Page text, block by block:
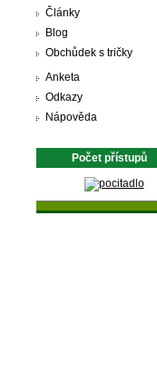
Články
Blog
Obchůdek s tričky
Anketa
Odkazy
Nápověda
Počet přístupů